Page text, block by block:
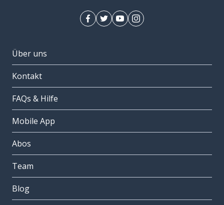
Über uns
Kontakt
FAQs & Hilfe
Mobile App
Abos
Team
Blog